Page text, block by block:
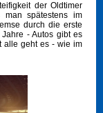
der Oldtimer
man spätestens im
durch die erste
- Autos gibt es
alle geht es - wie im